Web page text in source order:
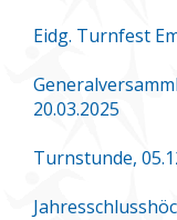
Eidg. Turnfest
20.03.2025
Turnstunde,